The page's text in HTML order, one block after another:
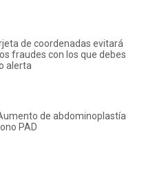
de coordenadas evitará
fraudes con los que debes
alerta
de abdominoplastía
PAD